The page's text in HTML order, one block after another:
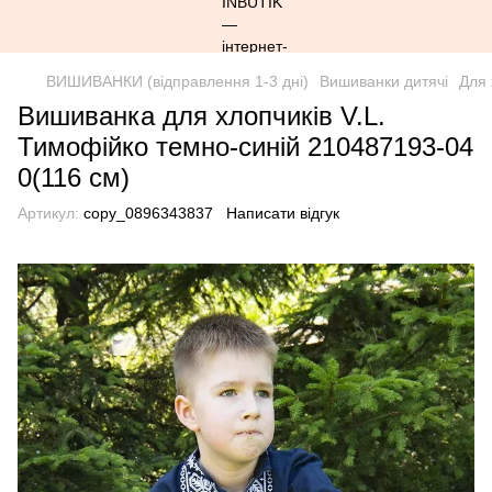
ВИШИВАНКИ (відправлення 1-3 дні) Вишиванки дитячі Для
Вишиванка для хлопчиків V.L.
Тимофійко темно-синій 210487193-04
0(116 см)
Артикул: copy_0896343837 Написати відгук